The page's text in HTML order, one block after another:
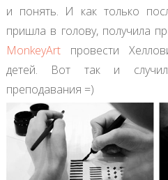
и понять. И как только
пришла в голову, получила
MonkeyArtпровести
детей. Вот так и
преподавания =)